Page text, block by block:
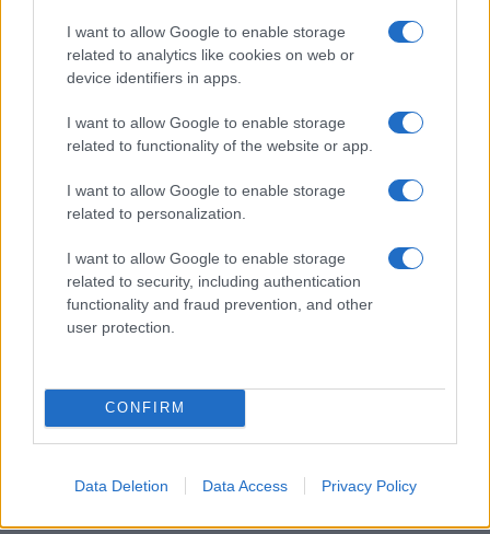
I want to allow Google to enable storage
related to analytics like cookies on web or
device identifiers in apps.
I want to allow Google to enable storage
related to functionality of the website or app.
I want to allow Google to enable storage
related to personalization.
I want to allow Google to enable storage
related to security, including authentication
functionality and fraud prevention, and other
user protection.
CONFIRM
Data Deletion Data Access Privacy Policy